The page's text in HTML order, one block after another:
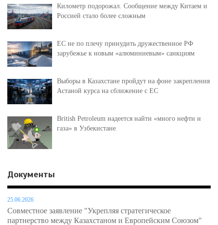
Километр подорожал. Сообщение между Китаем и
Россией стало более сложным
ЕС не по плечу принудить дружественное РФ
зарубежье к новым «алюминиевым» санкциям
Выборы в Казахстане пройдут на фоне закрепления
Астаной курса на сближение с ЕС
British Petroleum надеется найти «много нефти и
газа» в Узбекистане
Документы
25.06.2026
Совместное заявление "Укрепляя стратегическое
партнерство между Казахстаном и Европейским Союзом"